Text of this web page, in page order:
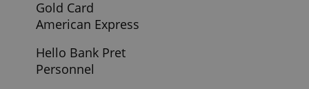
Credit Lyonnais
Compte Lcl
Etudiant
Credit Personnel